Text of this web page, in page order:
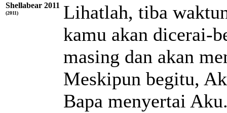
Shellabear 2011
(2011)
Lihatlah, tiba
kamu akan dicerai-
masing dan akan
Meskipun begitu,
Bapa menyertai